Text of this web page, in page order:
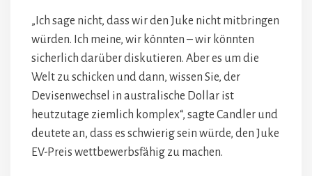
„Ich sage nicht, dass wir den Juke nicht mitbringen
würden. Ich meine, wir könnten – wir könnten
sicherlich darüber diskutieren. Aber es um die
Welt zu schicken und dann, wissen Sie, der
Devisenwechsel in australische Dollar ist
heutzutage ziemlich komplex“, sagte Candler und
deutete an, dass es schwierig sein würde, den Juke
EV-Preis wettbewerbsfähig zu machen.